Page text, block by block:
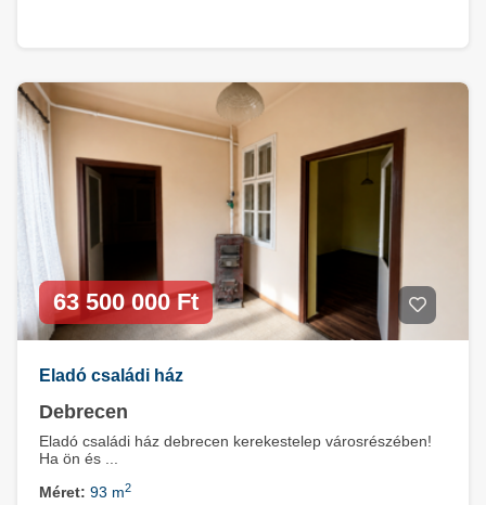
63 500 000 Ft
Eladó családi ház
Debrecen
Eladó családi ház debrecen kerekestelep városrészében!
Ha ön és ...
Méret: 93 m2